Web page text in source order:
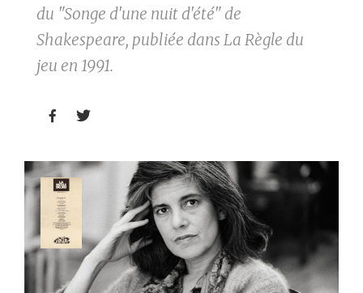
du "Songe d'une nuit d'été" de
Shakespeare, publiée dans La Règle du
jeu en 1991.
 